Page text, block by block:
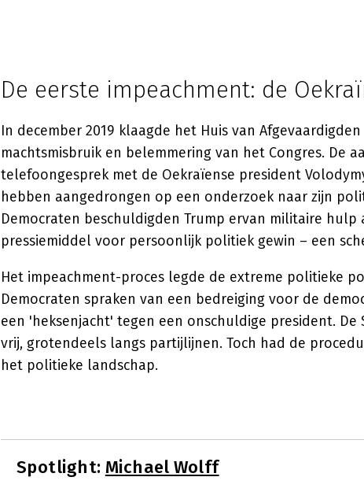
De eerste impeachment: de
In december 2019 klaagde het Huis van
machtsmisbruik en belemmering van het Congres. De
telefoongesprek met de Oekraïense president
hebben aangedrongen op een onderzoek naar zijn
Democraten beschuldigden Trump ervan militaire
pressiemiddel voor persoonlijk politiek gewin – een
Het impeachment-proces legde de extreme politieke
Democraten spraken van een bedreiging voor de
een 'heksenjacht' tegen een onschuldige president.
vrij, grotendeels langs partijlijnen. Toch had de
het politieke landschap.
Spotlight: Michael Wolff